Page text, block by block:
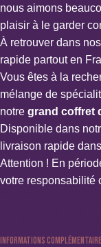
nous aimons
plaisir à le garder
À retrouver dans
rapide partout en
Vous êtes à la
mélange de
notre grand coffret
Disponible dans
livraison rapide
Attention ! En
votre responsabilité
Informations